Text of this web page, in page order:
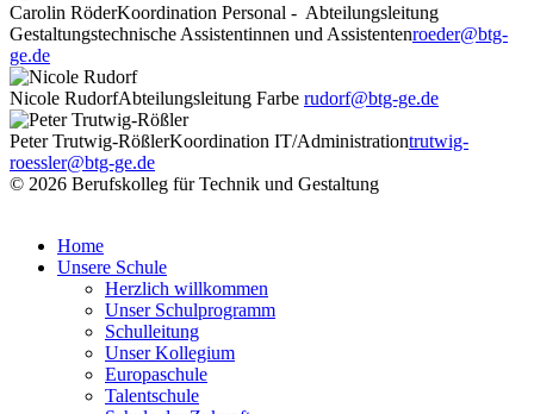
Carolin RöderKoordination Personal - Abteilungsleitung
Gestaltungstechnische Assistentinnen und Assistentenroeder@btg-
ge.de
Nicole RudorfAbteilungsleitung Farbe rudorf@btg-ge.de
Peter Trutwig-RößlerKoordination IT/Administrationtrutwig-
roessler@btg-ge.de
© 2026 Berufskolleg für Technik und Gestaltung
Home
Unsere Schule
Herzlich willkommen
Unser Schulprogramm
Schulleitung
Unser Kollegium
Europaschule
Talentschule